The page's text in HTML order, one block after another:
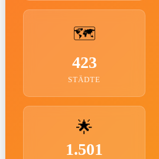
🗺️
423
STÄDTE
🌟
1.501